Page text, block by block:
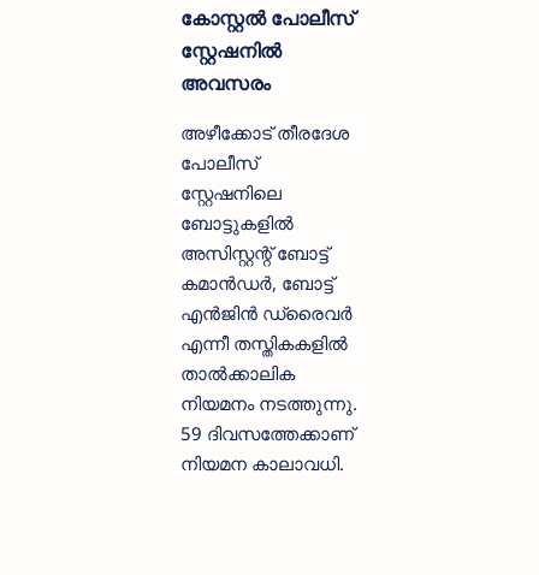
കോസ്റ്റൽ പോലീസ്
സ്റ്റേഷനിൽ
അവസരം
അഴീക്കോട് തീരദേശ
പോലീസ്
സ്റ്റേഷനിലെ
ബോട്ടുകളിൽ
അസിസ്റ്റന്റ് ബോട്ട്
കമാൻഡർ, ബോട്ട്
എൻജിൻ ഡ്രൈവർ
എന്നീ തസ്തികകളിൽ
താൽക്കാലിക
നിയമനം നടത്തുന്നു.
59 ദിവസത്തേക്കാണ്
നിയമന കാലാവധി.